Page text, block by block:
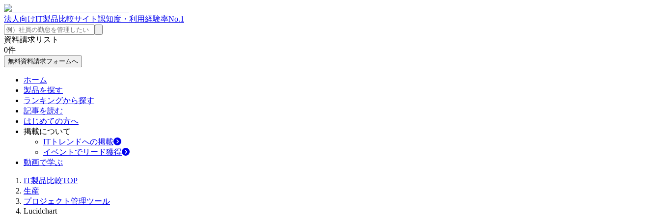
法人向けIT製品比較サイト 認知度・利用経験率No.1
資料請求リスト
0件
無料資料請求フォームへ
ホーム
製品を探す
ランキングから探す
記事を読む
はじめての方へ
掲載について
ITトレンドへの掲載
イベントでリード獲得
動画で学ぶ
IT製品比較TOP
生産
プロジェクト管理ツール
Lucidchart